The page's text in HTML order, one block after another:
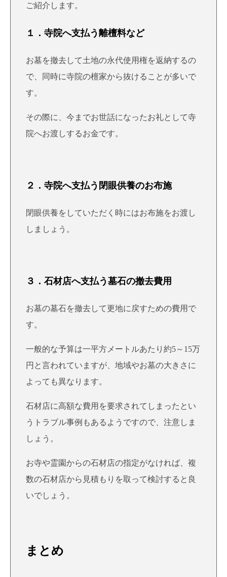
ご紹介します。
１．寺院へ支払う離檀料など
お墓を撤去して土地の永代使用権を返納するの
で、同時に寺院の檀家から抜けることが多いで
す。
その際に、今までお世話になったお礼として寺
院へお渡しするお金です。
２．寺院へ支払う閉眼供養のお布施
閉眼供養をしていただく時にはお布施をお渡し
しましょう。
３．石材店へ支払う墓石の撤去費用
お墓の墓石を撤去して更地に戻すための費用で
す。
一般的な予算は一平方メートルあたり約5～15万
円と言われていますが、地域やお墓の大きさに
よっても異なります。
石材店に高額な費用を要求されてしまったとい
うトラブル事例もあるようですので、注意しま
しょう。
お寺や霊園からの石材店の指定がなければ、複
数の石材店から見積もりを取って検討すると良
いでしょう。
まとめ